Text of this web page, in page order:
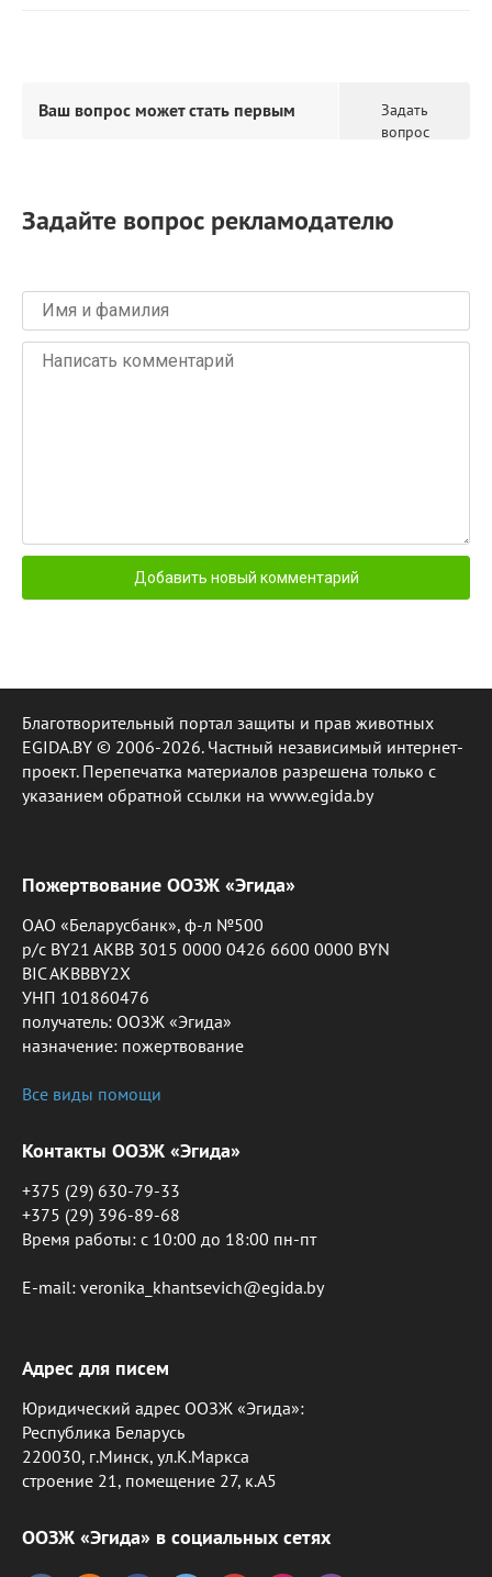
Задать
вопрос
Ваш вопрос может стать первым
Задайте вопрос рекламодателю
Благотворительный портал защиты и прав животных
EGIDA.BY © 2006-2026. Частный независимый интернет-
проект. Перепечатка материалов разрешена только с
указанием обратной ссылки на www.egida.by
Пожертвование ООЗЖ «Эгида»
ОАО «Беларусбанк», ф-л №500
р/с BY21 AKBB 3015 0000 0426 6600 0000 BYN
BIC AKBBBY2X
УНП 101860476
получатель: ООЗЖ «Эгида»
назначение: пожертвование
Все виды помощи
Контакты ООЗЖ «Эгида»
+375 (29) 630-79-33
+375 (29) 396-89-68
Время работы: c 10:00 до 18:00 пн-пт
E-mail: veronika_khantsevich@egida.by
Адрес для писем
Юридический адрес ООЗЖ «Эгида»:
Республика Беларусь
220030, г.Минск, ул.К.Маркса
строение 21, помещение 27, к.А5
ООЗЖ «Эгида» в социальных сетях